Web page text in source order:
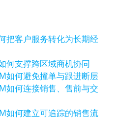
把客户服务转化为长期经
何支撑跨区域商机协同
如何避免撞单与跟进断层
如何连接销售、售前与交
如何建立可追踪的销售流